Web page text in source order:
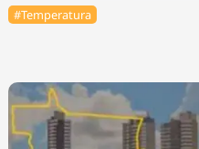
#Temperatura